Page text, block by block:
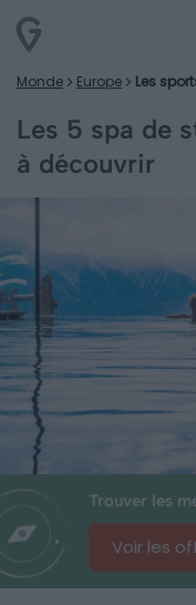
Monde Europe Les
Les 5 spa de
à découvrir
Trouver les
Voir les